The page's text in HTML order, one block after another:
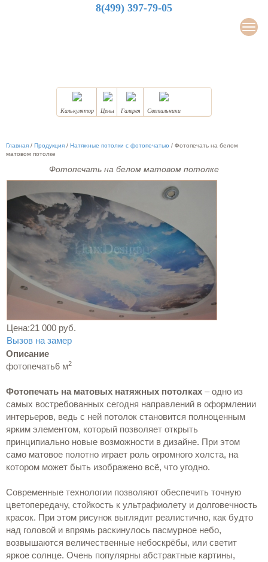
8(499) 397-79-05
Калькулятор Цены Галерея Светильники
Главная / Продукция / Натяжные потолки с фотопечатью / Фотопечать на белом
матовом потолке
Фотопечать на белом матовом потолке
Цена:21 000 руб.
Вызов на замер
Описание
фотопечать6 м2
Фотопечать на матовых натяжных потолках – одно из
самых востребованных сегодня направлений в оформлении
интерьеров, ведь с ней потолок становится полноценным
ярким элементом, который позволяет открыть
принципиально новые возможности в дизайне. При этом
само матовое полотно играет роль огромного холста, на
котором может быть изображено всё, что угодно.
Современные технологии позволяют обеспечить точную
цветопередачу, стойкость к ультрафиолету и долговечность
красок. При этом рисунок выглядит реалистично, как будто
над головой и впрямь раскинулось пасмурное небо,
возвышаются величественные небоскрёбы, или светит
яркое солнце. Очень популярны абстрактные картины,